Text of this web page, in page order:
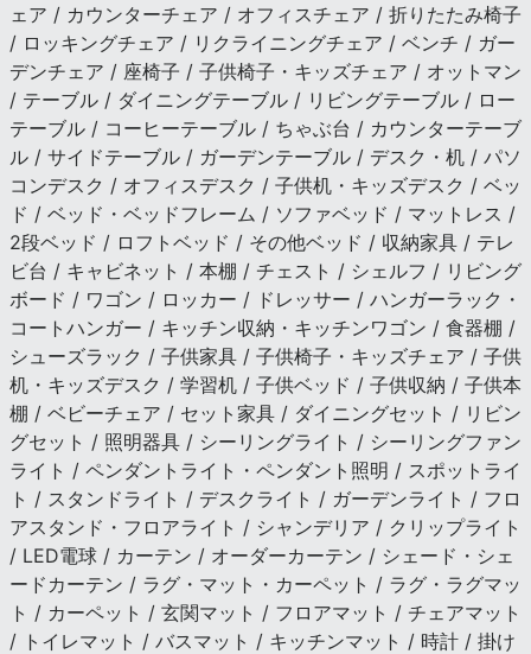
ェア / カウンターチェア / オフィスチェア / 折りたたみ椅子
/ ロッキングチェア / リクライニングチェア / ベンチ / ガー
デンチェア / 座椅子 / 子供椅子・キッズチェア / オットマン
/ テーブル / ダイニングテーブル / リビングテーブル / ロー
テーブル / コーヒーテーブル / ちゃぶ台 / カウンターテーブ
ル / サイドテーブル / ガーデンテーブル / デスク・机 / パソ
コンデスク / オフィスデスク / 子供机・キッズデスク / ベッ
ド / ベッド・ベッドフレーム / ソファベッド / マットレス /
2段ベッド / ロフトベッド / その他ベッド / 収納家具 / テレ
ビ台 / キャビネット / 本棚 / チェスト / シェルフ / リビング
ボード / ワゴン / ロッカー / ドレッサー / ハンガーラック・
コートハンガー / キッチン収納・キッチンワゴン / 食器棚 /
シューズラック / 子供家具 / 子供椅子・キッズチェア / 子供
机・キッズデスク / 学習机 / 子供ベッド / 子供収納 / 子供本
棚 / ベビーチェア / セット家具 / ダイニングセット / リビン
グセット / 照明器具 / シーリングライト / シーリングファン
ライト / ペンダントライト・ペンダント照明 / スポットライ
ト / スタンドライト / デスクライト / ガーデンライト / フロ
アスタンド・フロアライト / シャンデリア / クリップライト
/ LED電球 / カーテン / オーダーカーテン / シェード・シェ
ードカーテン / ラグ・マット・カーペット / ラグ・ラグマッ
ト / カーペット / 玄関マット / フロアマット / チェアマット
/ トイレマット / バスマット / キッチンマット / 時計 / 掛け